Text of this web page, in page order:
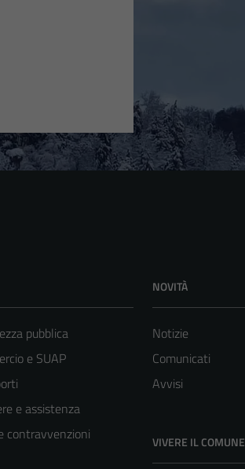
pubblica
e SUAP
e assistenza
contravvenzioni
NOVITÀ
Notizie
Comunicati
Avvisi
VIVERE IL COMUNE